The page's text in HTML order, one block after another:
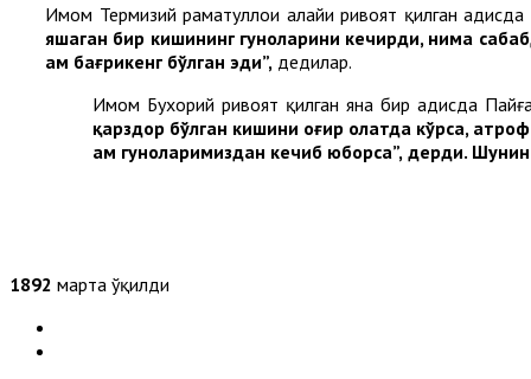
Имом Термизий раҳматуллоҳи алайҳи ривоят қилган
яшаган бир кишининг гуноҳларини кечирди, нима
ҳам бағрикенг бўлган эди”, дедилар.
Имом Бухорий ривоят қилган яна бир ҳадисда
қарздор бўлган кишини оғир ҳолатда кўрса,
ҳам гуноҳларимиздан кечиб юборса”, дерди. Шунинг
1892 марта ўқилди